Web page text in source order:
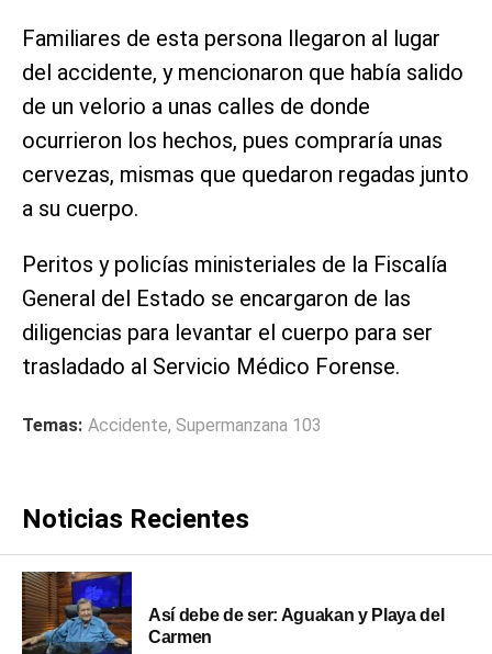
Familiares de esta persona llegaron al lugar
del accidente, y mencionaron que había salido
de un velorio a unas calles de donde
ocurrieron los hechos, pues compraría unas
cervezas, mismas que quedaron regadas junto
a su cuerpo.
Peritos y policías ministeriales de la Fiscalía
General del Estado se encargaron de las
diligencias para levantar el cuerpo para ser
trasladado al Servicio Médico Forense.
Temas: Accidente, Supermanzana 103
Noticias Recientes
Así debe de ser: Aguakan y Playa del
Carmen